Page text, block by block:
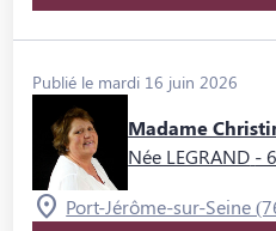
Publié le mardi 16 juin 2026
Madame
Née LEGRAND -
Port-Jérôme-sur-Seine